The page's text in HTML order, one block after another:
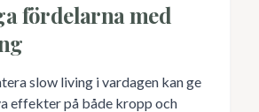
fördelarna med
slow living i vardagen kan ge
effekter på både kropp och